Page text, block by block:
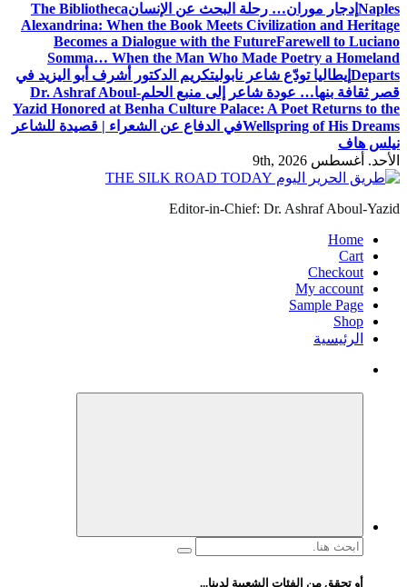
Naples إدجار موران… رحلة البحث عن الإنسانThe Bibliotheca
Alexandrina: When the Book Meets Civilization and Heritage
Becomes a Dialogue with the FutureFarewell to Luciano
Somma… When the Man Who Made Poetry a Homeland
Departs إيطاليا تودّع شاعر نابوليتكريم الدكتور أشرف أبو اليزيد في
قصر ثقافة بنها… عودة شاعر إلى منبع الحلمDr. Ashraf Aboul-
Yazid Honored at Benha Culture Palace: A Poet Returns to the
Wellspring of His Dreamsفي الدفاع عن الشعراء | قصيدة للشاعر
نيلس هاف
الأحد. أغسطس 9th, 2026
Editor-in-Chief: Dr. Ashraf Aboul-Yazid
Home
Cart
Checkout
My account
Sample Page
Shop
الرئيسية
البحث
أو تحقق من الفئات الشعبية لدينا...